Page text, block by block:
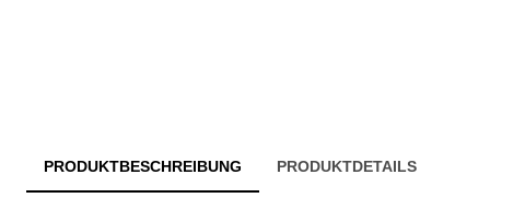
PRODUKTBESCHREIBUNG PRODUKTDETAILS